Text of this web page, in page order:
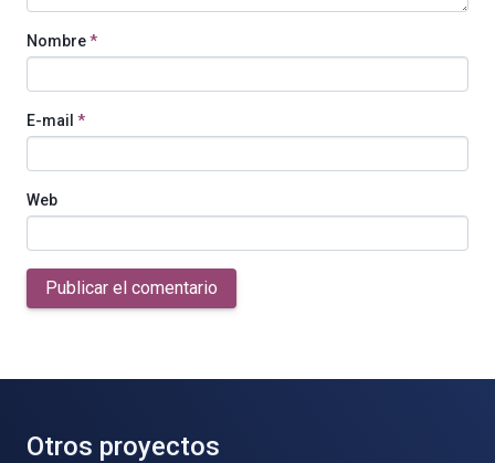
Nombre*
E-mail *
Web
Publicar el comentario
Otros proyectos